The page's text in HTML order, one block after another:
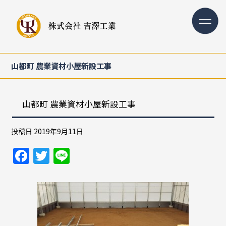
山都町 農業資材小屋新設工事
山都町 農業資材小屋新設工事
投稿日 2019年9月11日
F
a
c
e
b
T
w
itt
er
e